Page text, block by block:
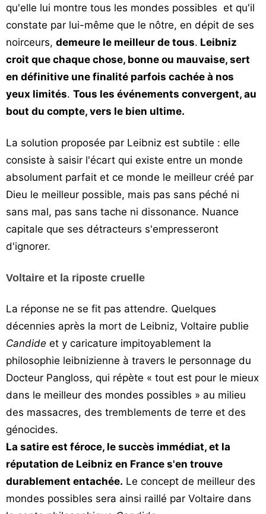
qu'elle lui montre tous les mondes possibles et qu'il
constate par lui-même que le nôtre, en dépit de ses
noirceurs, demeure le meilleur de tous. Leibniz
croit que chaque chose, bonne ou mauvaise, sert
en définitive une finalité parfois cachée à nos
yeux limités. Tous les événements convergent, au
bout du compte, vers le bien ultime.
La solution proposée par Leibniz est subtile : elle
consiste à saisir l'écart qui existe entre un monde
absolument parfait et ce monde le meilleur créé par
Dieu le meilleur possible, mais pas sans péché ni
sans mal, pas sans tache ni dissonance. Nuance
capitale que ses détracteurs s'empresseront
d'ignorer.
Voltaire et la riposte cruelle
La réponse ne se fit pas attendre. Quelques
décennies après la mort de Leibniz, Voltaire publie
Candide et y caricature impitoyablement la
philosophie leibnizienne à travers le personnage du
Docteur Pangloss, qui répète « tout est pour le mieux
dans le meilleur des mondes possibles » au milieu
des massacres, des tremblements de terre et des
génocides.
La satire est féroce, le succès immédiat, et la
réputation de Leibniz en France s'en trouve
durablement entachée. Le concept de meilleur des
mondes possibles sera ainsi raillé par Voltaire dans